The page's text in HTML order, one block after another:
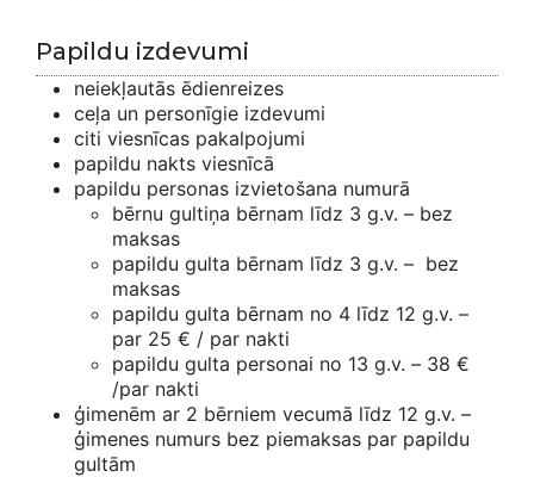
Papildu izdevumi
neiekļautās ēdienreizes
ceļa un personīgie izdevumi
citi viesnīcas pakalpojumi
papildu nakts viesnīcā
papildu personas izvietošana numurā
bērnu gultiņa bērnam līdz 3 g.v. – bez
maksas
papildu gulta bērnam līdz 3 g.v. – bez
maksas
papildu gulta bērnam no 4 līdz 12 g.v. –
par 25 € / par nakti
papildu gulta personai no 13 g.v. – 38 €
/par nakti
ģimenēm ar 2 bērniem vecumā līdz 12 g.v. –
ģimenes numurs bez piemaksas par papildu
gultām